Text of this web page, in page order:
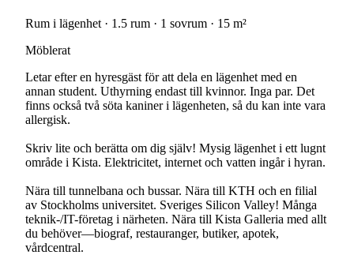
Rum i lägenhet · 1.5 rum · 1 sovrum · 15 m²
Möblerat
Letar efter en hyresgäst för att dela en lägenhet med en
annan student. Uthyrning endast till kvinnor. Inga par. Det
finns också två söta kaniner i lägenheten, så du kan inte vara
allergisk.
Skriv lite och berätta om dig själv! Mysig lägenhet i ett lugnt
område i Kista. Elektricitet, internet och vatten ingår i hyran.
Nära till tunnelbana och bussar. Nära till KTH och en filial
av Stockholms universitet. Sveriges Silicon Valley! Många
teknik-/IT-företag i närheten. Nära till Kista Galleria med allt
du behöver—biograf, restauranger, butiker, apotek,
vårdcentral.